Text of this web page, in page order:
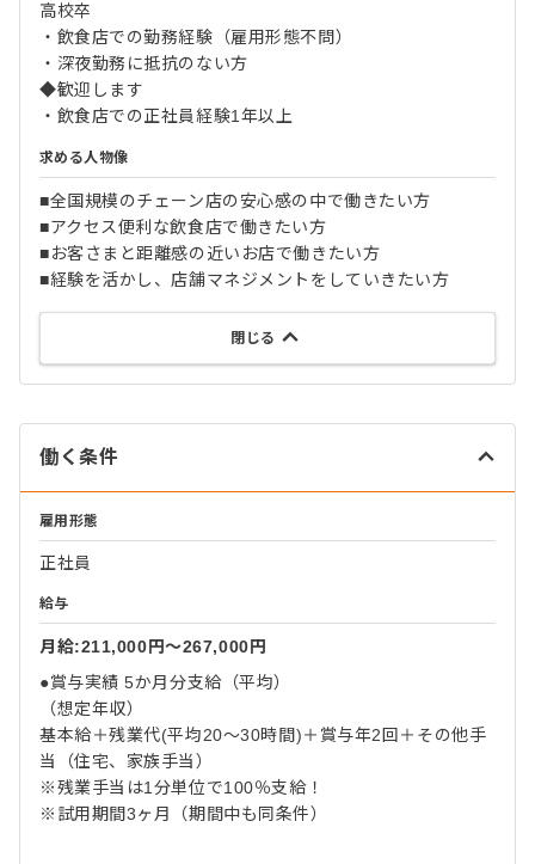
高校卒
・飲食店での勤務経験（雇用形態不問）
・深夜勤務に抵抗のない方
◆歓迎します
・飲食店での正社員経験1年以上
求める人物像
■全国規模のチェーン店の安心感の中で働きたい方
■アクセス便利な飲食店で働きたい方
■お客さまと距離感の近いお店で働きたい方
■経験を活かし、店舗マネジメントをしていきたい方
閉じる
働く条件
雇用形態
正社員
給与
月給:211,000円〜267,000円
●賞与実績 5か月分支給（平均）
（想定年収）
基本給＋残業代(平均20～30時間)＋賞与年2回＋その他手
当（住宅、家族手当）
※残業手当は1分単位で100％支給！
※試用期間3ヶ月（期間中も同条件）